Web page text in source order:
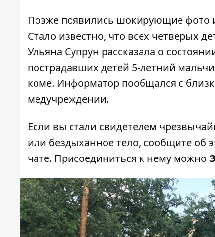
Позже появились шокирующие фото
Стало известно, что всех четверых
Ульяна Супрун рассказала о
пострадавших детей 5-летний
коме. Информатор пообщался с
медучреждении.
Если вы стали свидетелем
или бездыханное тело, сообщите об
чате. Присоединиться к нему можно